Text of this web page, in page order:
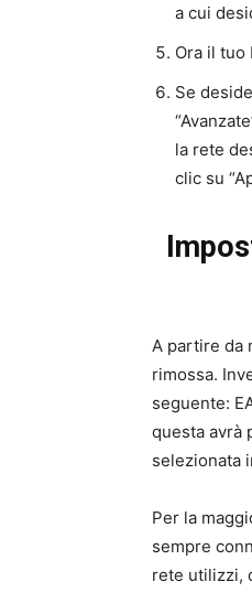
a cui
Ora il
Se
la rete
clic su
A partire da
rimossa.
seguente:
questa avrà
selezionata
Per la
sempre
rete utilizzi,